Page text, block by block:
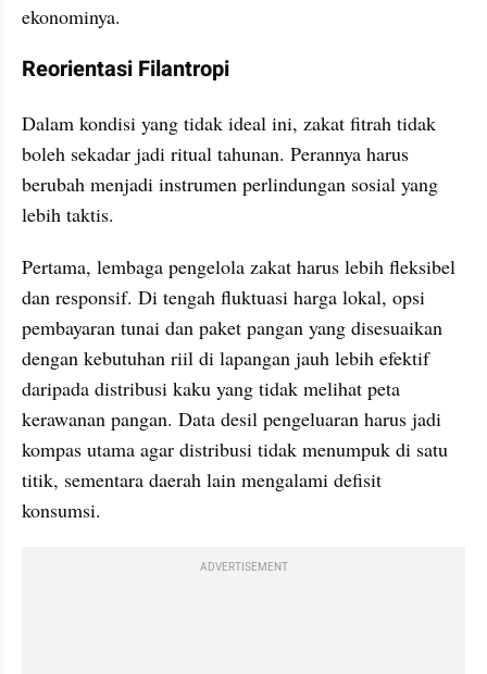
ekonominya.
​Reorientasi Filantropi
​Dalam kondisi yang tidak ideal ini, zakat fitrah tidak
boleh sekadar jadi ritual tahunan. Perannya harus
berubah menjadi instrumen perlindungan sosial yang
lebih taktis.
​Pertama, lembaga pengelola zakat harus lebih fleksibel
dan responsif. Di tengah fluktuasi harga lokal, opsi
pembayaran tunai dan paket pangan yang disesuaikan
dengan kebutuhan riil di lapangan jauh lebih efektif
daripada distribusi kaku yang tidak melihat peta
kerawanan pangan. Data desil pengeluaran harus jadi
kompas utama agar distribusi tidak menumpuk di satu
titik, sementara daerah lain mengalami defisit
konsumsi.
ADVERTISEMENT